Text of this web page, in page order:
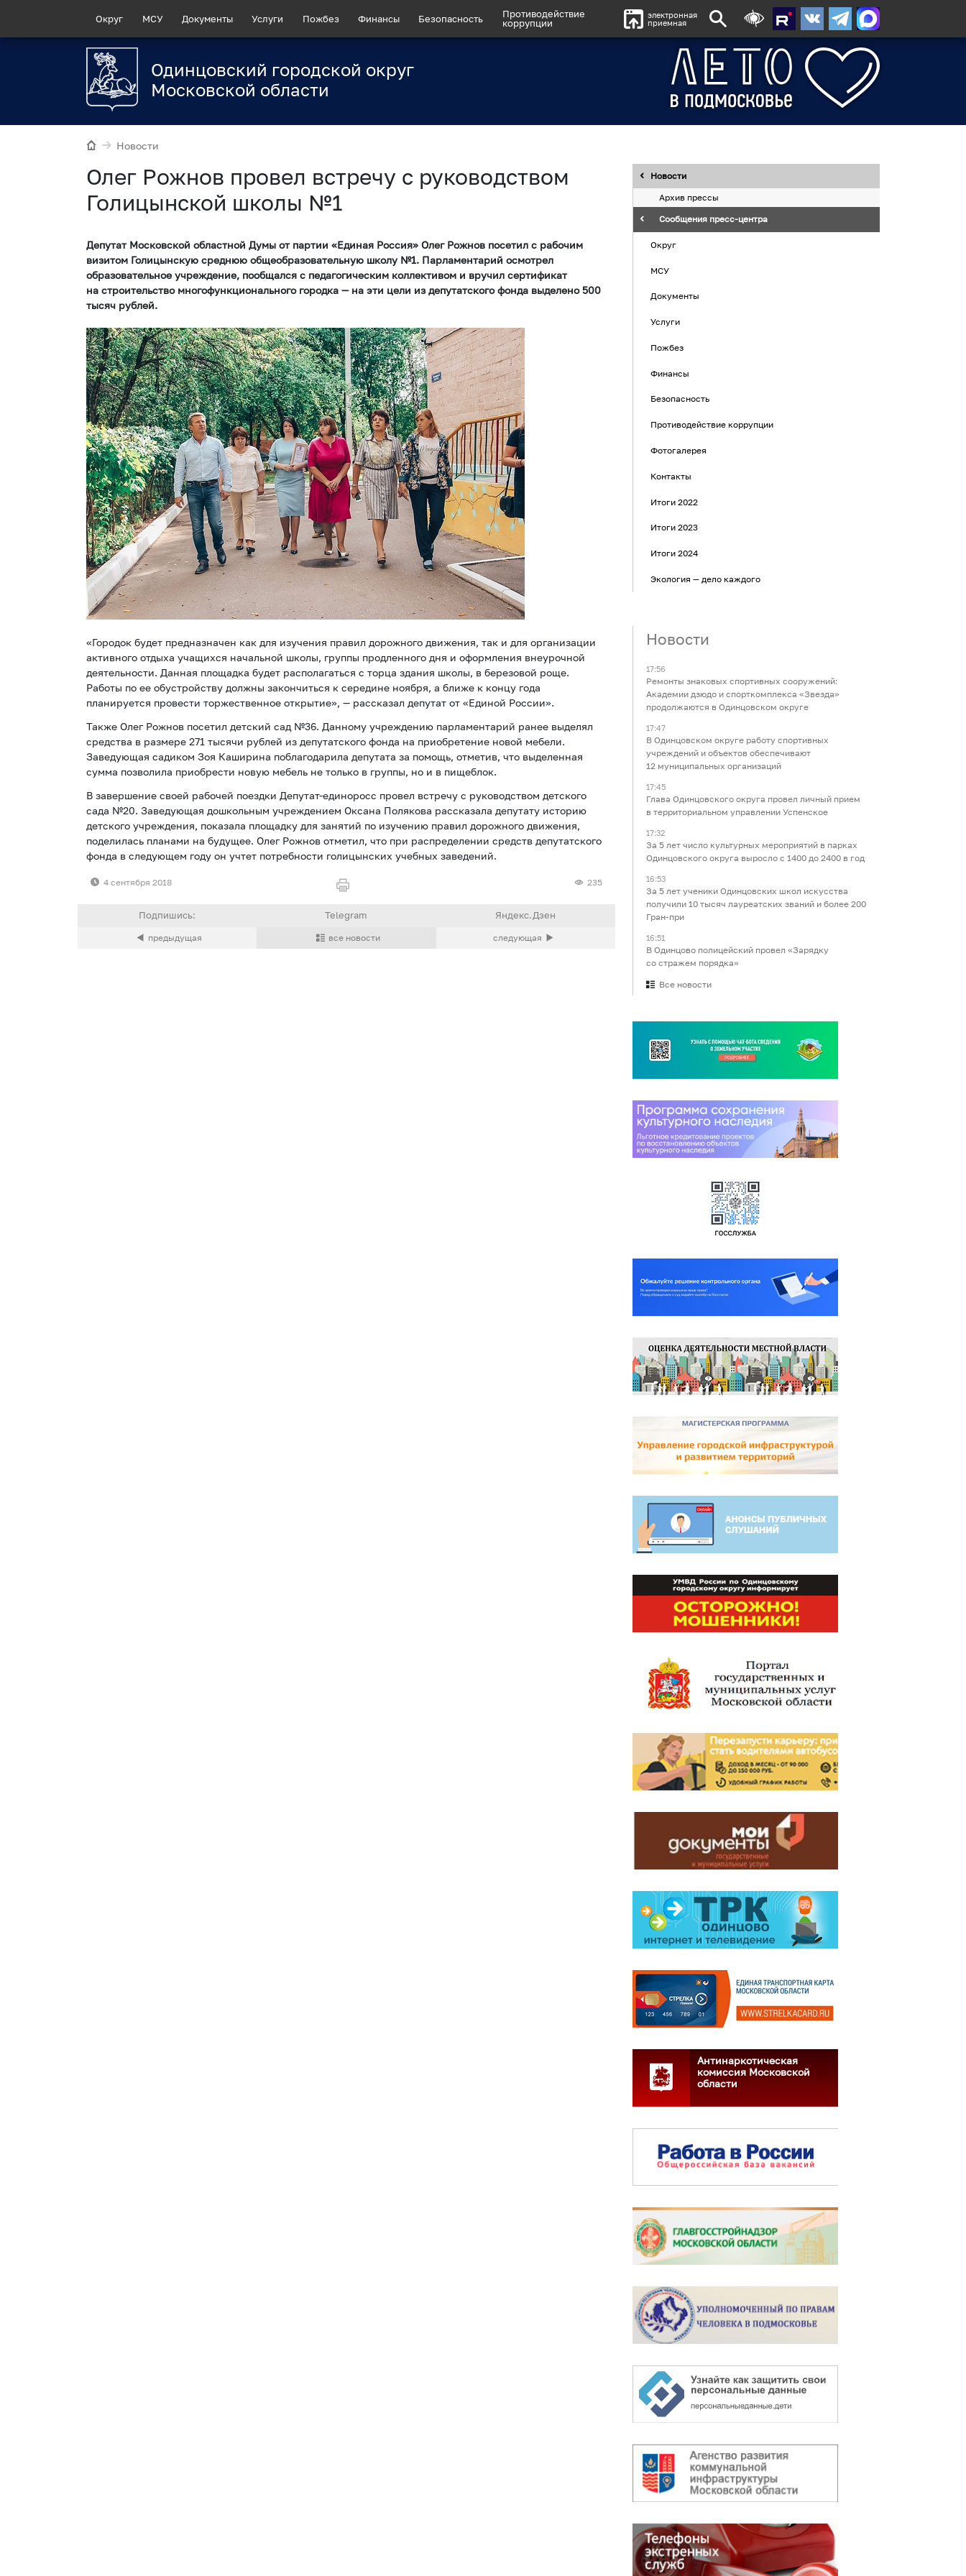
Округ МСУ Документы Услуги Пожбез Финансы Безопасность
Противодействие
коррупции
электронная
приемная
Одинцовский городской округ
Московской области
Новости
Олег Рожнов провел встречу с руководством
Голицынской школы №1
Депутат Московской областной Думы от партии «Единая Россия» Олег Рожнов посетил с рабочим
визитом Голицынскую среднюю общеобразовательную школу №1. Парламентарий осмотрел
образовательное учреждение, пообщался с педагогическим коллективом и вручил сертификат
на строительство многофункционального городка — на эти цели из депутатского фонда выделено 500
тысяч рублей.
«Городок будет предназначен как для изучения правил дорожного движения, так и для организации
активного отдыха учащихся начальной школы, группы продленного дня и оформления внеурочной
деятельности. Данная площадка будет располагаться с торца здания школы, в березовой роще.
Работы по ее обустройству должны закончиться к середине ноября, а ближе к концу года
планируется провести торжественное открытие», — рассказал депутат от «Единой России».
Также Олег Рожнов посетил детский сад №36. Данному учреждению парламентарий ранее выделял
средства в размере 271 тысячи рублей из депутатского фонда на приобретение новой мебели.
Заведующая садиком Зоя Каширина поблагодарила депутата за помощь, отметив, что выделенная
сумма позволила приобрести новую мебель не только в группы, но и в пищеблок.
В завершение своей рабочей поездки Депутат-единоросс провел встречу с руководством детского
сада №20. Заведующая дошкольным учреждением Оксана Полякова рассказала депутату историю
детского учреждения, показала площадку для занятий по изучению правил дорожного движения,
поделилась планами на будущее. Олег Рожнов отметил, что при распределении средств депутатского
фонда в следующем году он учтет потребности голицынских учебных заведений.
4 сентября 2018 235
Новости
Архив прессы
Сообщения пресс-центра
Округ
МСУ
Документы
Услуги
Пожбез
Финансы
Безопасность
Противодействие коррупции
Фотогалерея
Контакты
Итоги 2022
Итоги 2023
Итоги 2024
Экология — дело каждого
Новости
17:56
Ремонты знаковых спортивных сооружений:
Академии дзюдо и спорткомплекса «Звезда»
продолжаются в Одинцовском округе
17:47
В Одинцовском округе работу спортивных
учреждений и объектов обеспечивают
12 муниципальных организаций
17:45
Глава Одинцовского округа провел личный прием
в территориальном управлении Успенское
17:32
За 5 лет число культурных мероприятий в парках
Одинцовского округа выросло с 1400 до 2400 в год
16:53
За 5 лет ученики Одинцовских школ искусства
получили 10 тысяч лауреатских званий и более 200
Гран-при
16:51
В Одинцово полицейский провел «Зарядку
со стражем порядка»
Все новости
Антинаркотическая
комиссия Московской
области